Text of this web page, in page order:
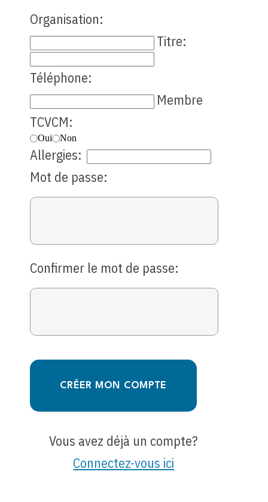
Organisation:
Titre:
Téléphone:
Membre
TCVCM:
Oui Non
Allergies:
Mot de passe:
Confirmer le mot de passe:
CRÉER MON COMPTE
Vous avez déjà un compte?
Connectez-vous ici